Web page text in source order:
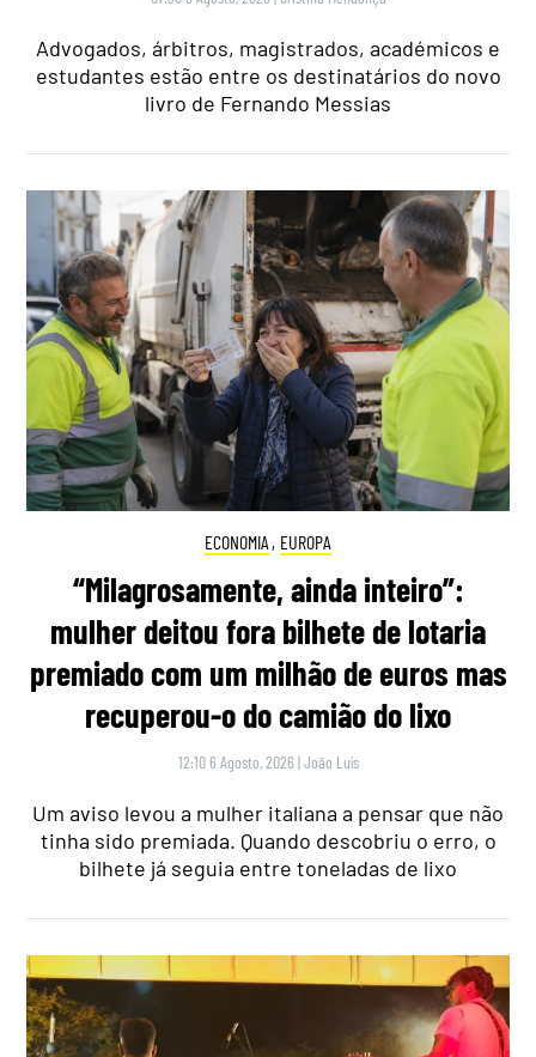
Advogados, árbitros, magistrados, académicos e
estudantes estão entre os destinatários do novo
livro de Fernando Messias
ECONOMIA , EUROPA
“Milagrosamente, ainda inteiro”:
mulher deitou fora bilhete de lotaria
premiado com um milhão de euros mas
recuperou-o do camião do lixo
12:10 6 Agosto, 2026 |João Luís
Um aviso levou a mulher italiana a pensar que não
tinha sido premiada. Quando descobriu o erro, o
bilhete já seguia entre toneladas de lixo